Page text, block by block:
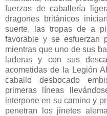
fuerzas de caballería
dragones británicos
suerte, las tropas de a
favorable y se esfuerzan
mientras que uno de sus
laderas y con sus
acometidas de la Legión
caballo desbocado
primeras líneas
interpone en su camino y
penetran los jinetes